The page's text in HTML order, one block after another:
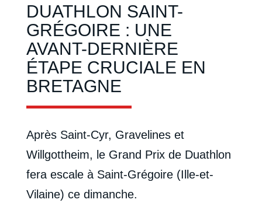
DUATHLON SAINT-
GRÉGOIRE : UNE
AVANT-DERNIÈRE
ÉTAPE CRUCIALE EN
BRETAGNE
Après Saint-Cyr, Gravelines et
Willgottheim, le Grand Prix de Duathlon
fera escale à Saint-Grégoire (Ille-et-
Vilaine) ce dimanche.